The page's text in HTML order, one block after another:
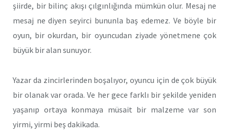
şiirde, bir bilinç akışı çılgınlığında mümkün olur. Mesaj ne
mesaj ne diyen seyirci bununla baş edemez. Ve böyle bir
oyun, bir okurdan, bir oyuncudan ziyade yönetmene çok
büyük bir alan sunuyor.
Yazar da zincirlerinden boşalıyor, oyuncu için de çok büyük
bir olanak var orada. Ve her gece farklı bir şekilde yeniden
yaşanıp ortaya konmaya müsait bir malzeme var son
yirmi, yirmi beş dakikada.